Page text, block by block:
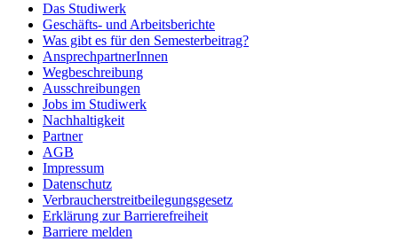
Das Studiwerk
Geschäfts- und Arbeitsberichte
Was gibt es für den Semesterbeitrag?
AnsprechpartnerInnen
Wegbeschreibung
Ausschreibungen
Jobs im Studiwerk
Nachhaltigkeit
Partner
AGB
Impressum
Datenschutz
Verbraucherstreitbeilegungsgesetz
Erklärung zur Barrierefreiheit
Barriere melden